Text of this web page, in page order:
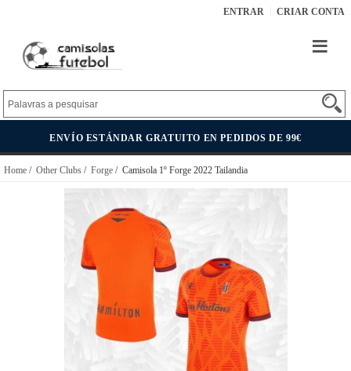
ENTRAR CRIAR CONTA
ENVÍO ESTÁNDAR GRATUITO EN PEDIDOS DE 99€
Home / Other Clubs / Forge / Camisola 1º Forge 2022 Tailandia